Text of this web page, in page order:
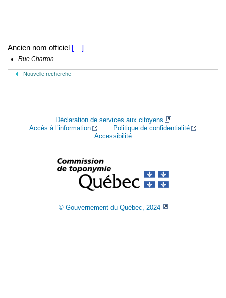
Ancien nom officiel [ – ]
Rue Charron
Nouvelle recherche
Déclaration de services aux citoyens
Accès à l’information
Politique de confidentialité
Accessibilité
© Gouvernement du Québec, 2024